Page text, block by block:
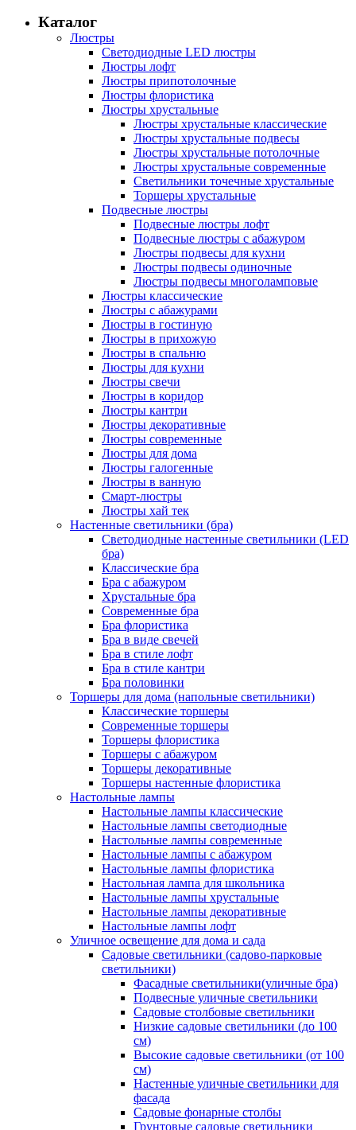
Каталог
Люстры
Светодиодные LED люстры
Люстры лофт
Люстры припотолочные
Люстры флористика
Люстры хрустальные
Люстры хрустальные классические
Люстры хрустальные подвесы
Люстры хрустальные потолочные
Люстры хрустальные современные
Светильники точечные хрустальные
Торшеры хрустальные
Подвесные люстры
Подвесные люстры лофт
Подвесные люстры с абажуром
Люстры подвесы для кухни
Люстры подвесы одиночные
Люстры подвесы многоламповые
Люстры классические
Люстры с абажурами
Люстры в гостиную
Люстры в прихожую
Люстры в спальню
Люстры для кухни
Люстры свечи
Люстры в коридор
Люстры кантри
Люстры декоративные
Люстры современные
Люстры для дома
Люстры галогенные
Люстры в ванную
Смарт-люстры
Люстры хай тек
Настенные светильники (бра)
Светодиодные настенные светильники (LED
бра)
Классические бра
Бра с абажуром
Хрустальные бра
Современные бра
Бра флористика
Бра в виде свечей
Бра в стиле лофт
Бра в стиле кантри
Бра половинки
Торшеры для дома (напольные светильники)
Классические торшеры
Современные торшеры
Торшеры флористика
Торшеры с абажуром
Торшеры декоративные
Торшеры настенные флористика
Настольные лампы
Настольные лампы классические
Настольные лампы светодиодные
Настольные лампы современные
Настольные лампы с абажуром
Настольные лампы флористика
Настольная лампа для школьника
Настольные лампы хрустальные
Настольные лампы декоративные
Настольные лампы лофт
Уличное освещение для дома и сада
Садовые светильники (садово-парковые
светильники)
Фасадные светильники(уличные бра)
Подвесные уличные светильники
Садовые столбовые светильники
Низкие садовые светильники (до 100
см)
Высокие садовые светильники (от 100
см)
Настенные уличные светильники для
фасада
Садовые фонарные столбы
Грунтовые садовые светильники